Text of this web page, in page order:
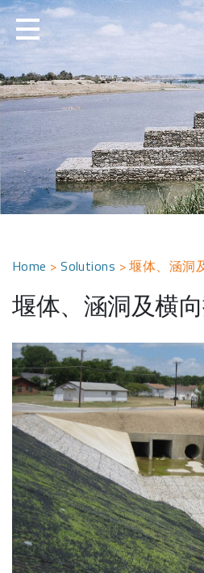
Skip
to
content
Home >Solutions >堰体、涵洞
堰体、涵洞及横